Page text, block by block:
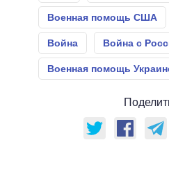
Военная помощь США
Война Война с
Военная помощь